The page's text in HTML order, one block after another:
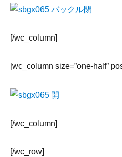
[/wc_column]
[wc_column size=”one-half”
[/wc_column]
[/wc_row]